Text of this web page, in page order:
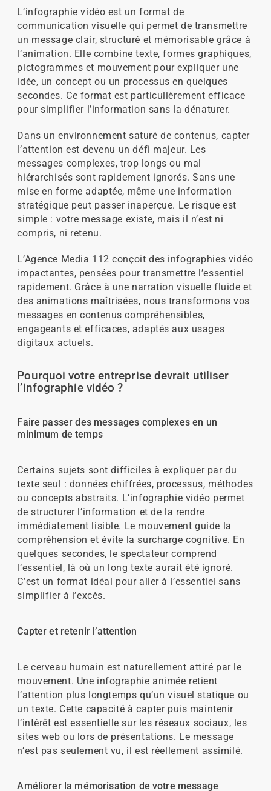
L’infographie vidéo est un format de
communication visuelle qui permet de transmettre
un message clair, structuré et mémorisable grâce à
l’animation. Elle combine texte, formes graphiques,
pictogrammes et mouvement pour expliquer une
idée, un concept ou un processus en quelques
secondes. Ce format est particulièrement efficace
pour simplifier l’information sans la dénaturer.
Dans un environnement saturé de contenus, capter
l’attention est devenu un défi majeur. Les
messages complexes, trop longs ou mal
hiérarchisés sont rapidement ignorés. Sans une
mise en forme adaptée, même une information
stratégique peut passer inaperçue. Le risque est
simple : votre message existe, mais il n’est ni
compris, ni retenu.
L’Agence Media 112 conçoit des infographies vidéo
impactantes, pensées pour transmettre l’essentiel
rapidement. Grâce à une narration visuelle fluide et
des animations maîtrisées, nous transformons vos
messages en contenus compréhensibles,
engageants et efficaces, adaptés aux usages
digitaux actuels.
Pourquoi votre entreprise devrait utiliser
l’infographie vidéo ?
Faire passer des messages complexes en un
minimum de temps
Certains sujets sont difficiles à expliquer par du
texte seul : données chiffrées, processus, méthodes
ou concepts abstraits. L’infographie vidéo permet
de structurer l’information et de la rendre
immédiatement lisible. Le mouvement guide la
compréhension et évite la surcharge cognitive. En
quelques secondes, le spectateur comprend
l’essentiel, là où un long texte aurait été ignoré.
C’est un format idéal pour aller à l’essentiel sans
simplifier à l’excès.
Capter et retenir l’attention
Le cerveau humain est naturellement attiré par le
mouvement. Une infographie animée retient
l’attention plus longtemps qu’un visuel statique ou
un texte. Cette capacité à capter puis maintenir
l’intérêt est essentielle sur les réseaux sociaux, les
sites web ou lors de présentations. Le message
n’est pas seulement vu, il est réellement assimilé.
Améliorer la mémorisation de votre message